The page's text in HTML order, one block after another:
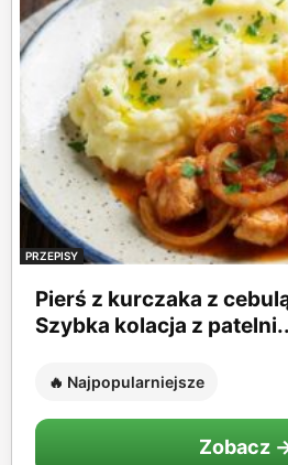
PRZEPISY
Pierś z kurczaka z
Szybka kolacja z
🔥 Najpopularniejsze
Zobacz